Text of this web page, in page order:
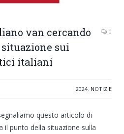
van cercando
sui
italiani
0
2024, NOTIZIE
questo articolo di
il punto della situazione sulla